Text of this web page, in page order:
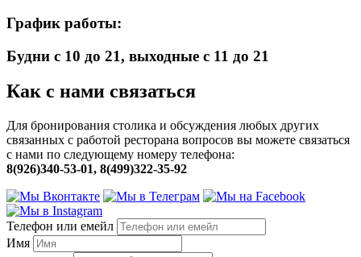
График работы:
Будни с 10 до 21, выходные с 11 до 21
Как с нами связаться
Для бронирования столика и обсуждения любых других
связанных с работой ресторана вопросов вы можете связаться
с нами по следующему номеру телефона:
8(926)340-53-01, 8(499)322-35-92
Телефон или емейл
Имя